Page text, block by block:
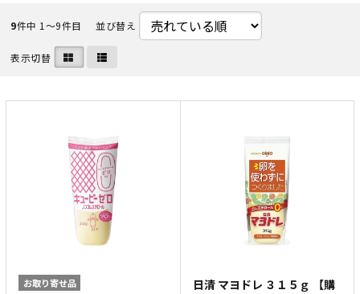
9件中 1〜9件目 並び替え
表示切替
お取り寄せ品
日清 マヨドレ ３１５ｇ 【購